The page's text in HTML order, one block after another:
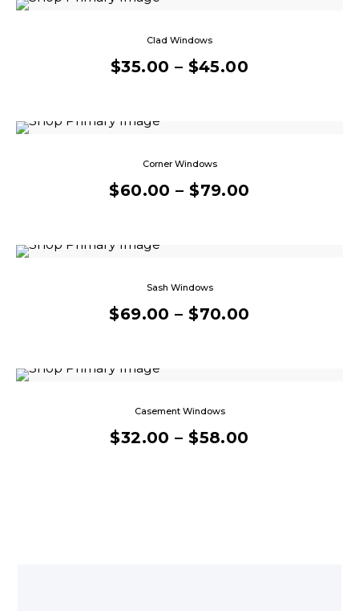
Clad Windows
$35.00 – $45.00
Corner Windows
$60.00 –$79.00
Sash Windows
$69.00 –$70.00
Casement Windows
$32.00 –$58.00